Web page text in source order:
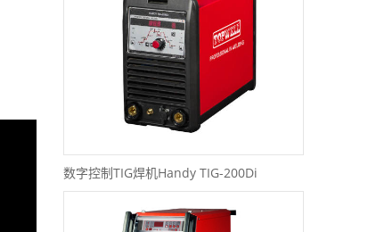
数字控制TIG焊机Handy TIG-200Di